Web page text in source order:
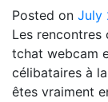
Posted on July
Les rencontres
tchat webcam
célibataires à
êtes vraiment